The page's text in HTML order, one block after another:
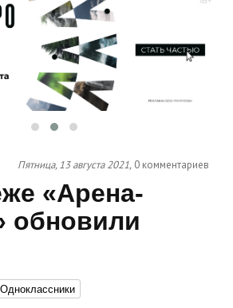
Пятница, 13 августа 2021, 0 комментариев
«Арена-
обновили
Одноклассники